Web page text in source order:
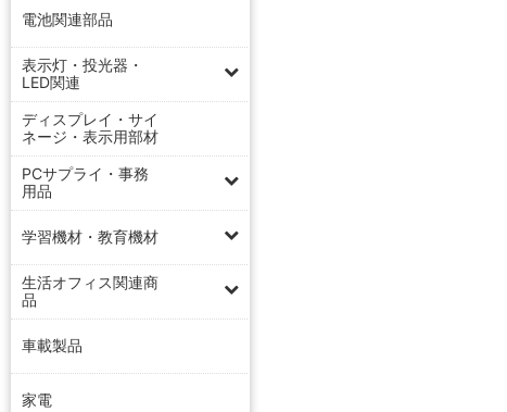
電池関連部品
表示灯・投光器・
LED関連
ディスプレイ・サイ
ネージ・表示用部材
PCサプライ・事務
用品
学習機材・教育機材
生活オフィス関連商
品
車載製品
家電